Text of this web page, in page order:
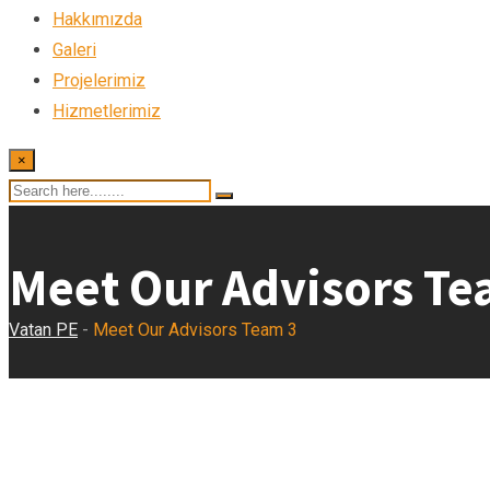
Hakkımızda
Galeri
Projelerimiz
Hizmetlerimiz
×
Meet Our Advisors
Vatan PE - Meet Our Advisors Team 3